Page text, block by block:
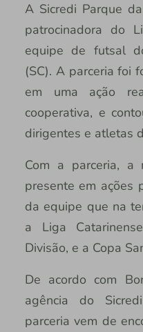
A Sicredi Parque
patrocinadora do
equipe de futsal
(SC). A parceria foi
em uma ação
cooperativa, e
dirigentes e atletas
Com a parceria, a
presente em ações
da equipe que na
a Liga
Divisão, e a Copa
De acordo com
agência do
parceria vem de